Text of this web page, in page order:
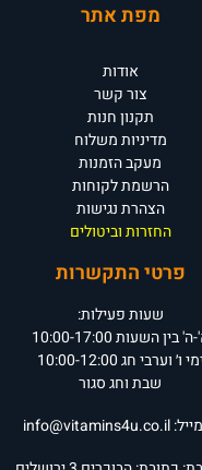
מפת אתר
אודות
צור קשר
תקנון חנות
מדיניות משלוח
מעקב הזמנות
הרשמת לקוחות
הצהרת נגישות
החזרות וביטולים
פרטי התקשרות
שעות פעילות:
בין השעות 10:00-17:00
ו׳ וערבי חג 10:00-12:00
שבת וחג סגור
info@vitamins4u.co.il